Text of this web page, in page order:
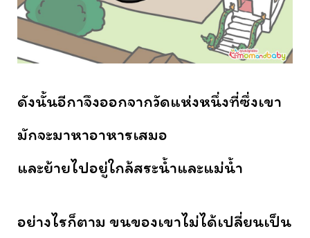
ดังนั้นอีกาจึงออกจากวัดแห่งหนึ่งที่ซึ่งเขา
มักจะมาหาอาหารเสมอ
และย้ายไปอยู่ใกล้สระน้ำและแม่น้ำ
อย่างไรก็ตาม ขนของเขาไม่ได้เปลี่ยนเป็น